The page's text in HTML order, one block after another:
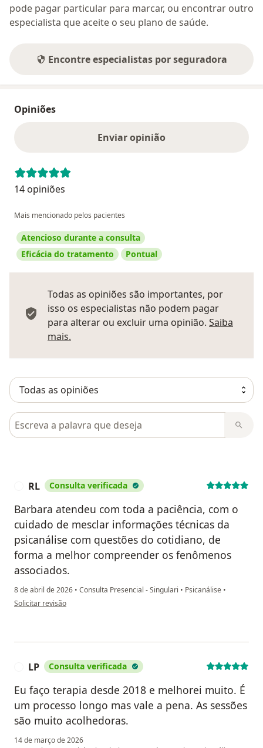
pode pagar particular para marcar, ou encontrar outro
especialista que aceite o seu plano de saúde.
Encontre especialistas por seguradora
Opiniões
Enviar opinião
14 opiniões
Mais mencionado pelos pacientes
Atencioso durante a consulta
Eficácia do tratamento
Pontual
Todas as opiniões são importantes, por
isso os especialistas não podem pagar
para alterar ou excluir uma opinião. Saiba
mais.
Pesquisar em opiniões
RL Consulta verificada
Barbara atendeu com toda a paciência, com o
cuidado de mesclar informações técnicas da
psicanálise com questões do cotidiano, de
forma a melhor compreender os fenômenos
associados.
8 de abril de 2026 • Consulta Presencial - Singulari • Psicanálise •
na opinião do utilizador RL
Solicitar revisão
LP Consulta verificada
Eu faço terapia desde 2018 e melhorei muito. É
um processo longo mas vale a pena. As sessões
são muito acolhedoras.
14 de março de 2026